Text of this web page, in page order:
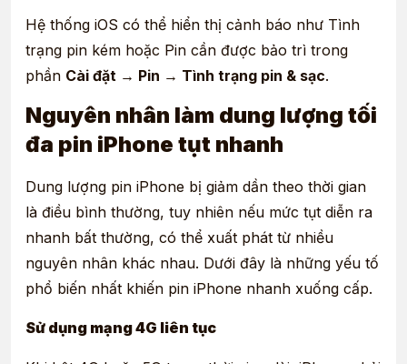
Hệ thống iOS có thể hiển thị cảnh báo như Tình
trạng pin kém hoặc Pin cần được bảo trì trong
phần Cài đặt → Pin → Tình trạng pin & sạc.
Nguyên nhân làm dung lượng tối
đa pin iPhone tụt nhanh
Dung lượng pin iPhone bị giảm dần theo thời gian
là điều bình thường, tuy nhiên nếu mức tụt diễn ra
nhanh bất thường, có thể xuất phát từ nhiều
nguyên nhân khác nhau. Dưới đây là những yếu tố
phổ biến nhất khiến pin iPhone nhanh xuống cấp.
Sử dụng mạng 4G liên tục